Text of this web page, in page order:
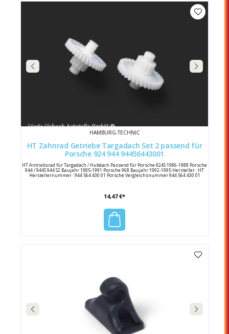
HAMBURG-TECHNIC
HT Zahnrad Getriebe Targadach Set 2 passend für
Porsche 924 944 94456443001
HT Antriebsrad für Targadach / Hubdach Passend für Porsche 924S 1986-1988 Porsche
944 / 944S 944 S2 Baujahr 1985-1991 Porsche 968 Baujahr 1992-1995 Hersteller : HT
Herstellernummer : 944 564 430 01 Porsche Vergleichsnummer 944 564 430 01
14,47 €*